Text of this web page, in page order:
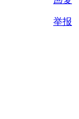
举报